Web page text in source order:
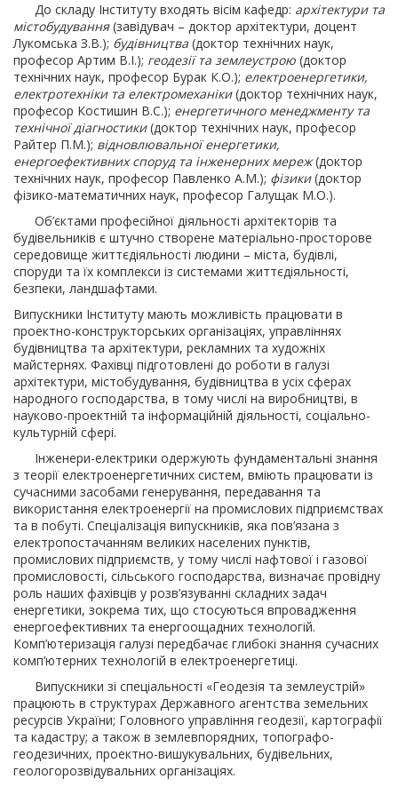
До складу Інституту входять вісім кафедр: архітектури та
містобудування(завідувач – доктор архітектури, доцент
Лукомська З.В.); будівництва (доктор технічних наук,
професор Артим В.І.); геодезії та землеустрою (доктор
технічних наук, професор Бурак К.О.); електроенергетики,
електротехніки та електромеханіки(доктор технічних наук,
професор Костишин В.С.); енергетичного менеджменту та
технічної діагностики(доктор технічних наук, професор
Райтер П.М.); відновлювальної енергетики,
енергоефективних споруд та інженерних мереж(доктор
технічних наук, професор Павленко А.М.); фізики(доктор
фізико-математичних наук, професор Галущак М.О.).
Об’єктами професійної діяльності архітекторів та
будівельників є штучно створене матеріально-просторове
середовище життєдіяльності людини – міста, будівлі,
споруди та їх комплекси із системами життєдіяльності,
безпеки, ландшафтами.
Випускники Інституту мають можливість працювати в
проектно-конструкторських організаціях, управліннях
будівництва та архітектури, рекламних та художніх
майстернях. Фахівці підготовлені до роботи в галузі
архітектури, містобудування, будівництва в усіх сферах
народного господарства, в тому числі на виробництві, в
науково-проектній та інформаційній діяльності, соціально-
культурній сфері.
Інженери-електрики одержують фундаментальні знання
з теорії електроенергетичних систем, вміють працювати із
сучасними засобами генерування, передавання та
використання електроенергії на промислових підприємствах
та в побуті. Спеціалізація випускників, яка пов’язана з
електропостачанням великих населених пунктів,
промислових підприємств, у тому числі нафтової і газової
промисловості, сільського господарства, визначає провідну
роль наших фахівців у розв’язуванні складних задач
енергетики, зокрема тих, що стосуються впровадження
енергоефективних та енергоощадних технологій.
Комп’ютеризація галузі передбачає глибокі знання сучасних
комп’ютерних технологій в електроенергетиці.
Випускники зі спеціальності «Геодезія та землеустрій»
працюють в структурах Державного агентства земельних
ресурсів України; Головного управління геодезії, картографії
та кадастру; а також в землевпорядних, топографо-
геодезичних, проектно-вишукувальних, будівельних,
геологорозвідувальних організаціях.